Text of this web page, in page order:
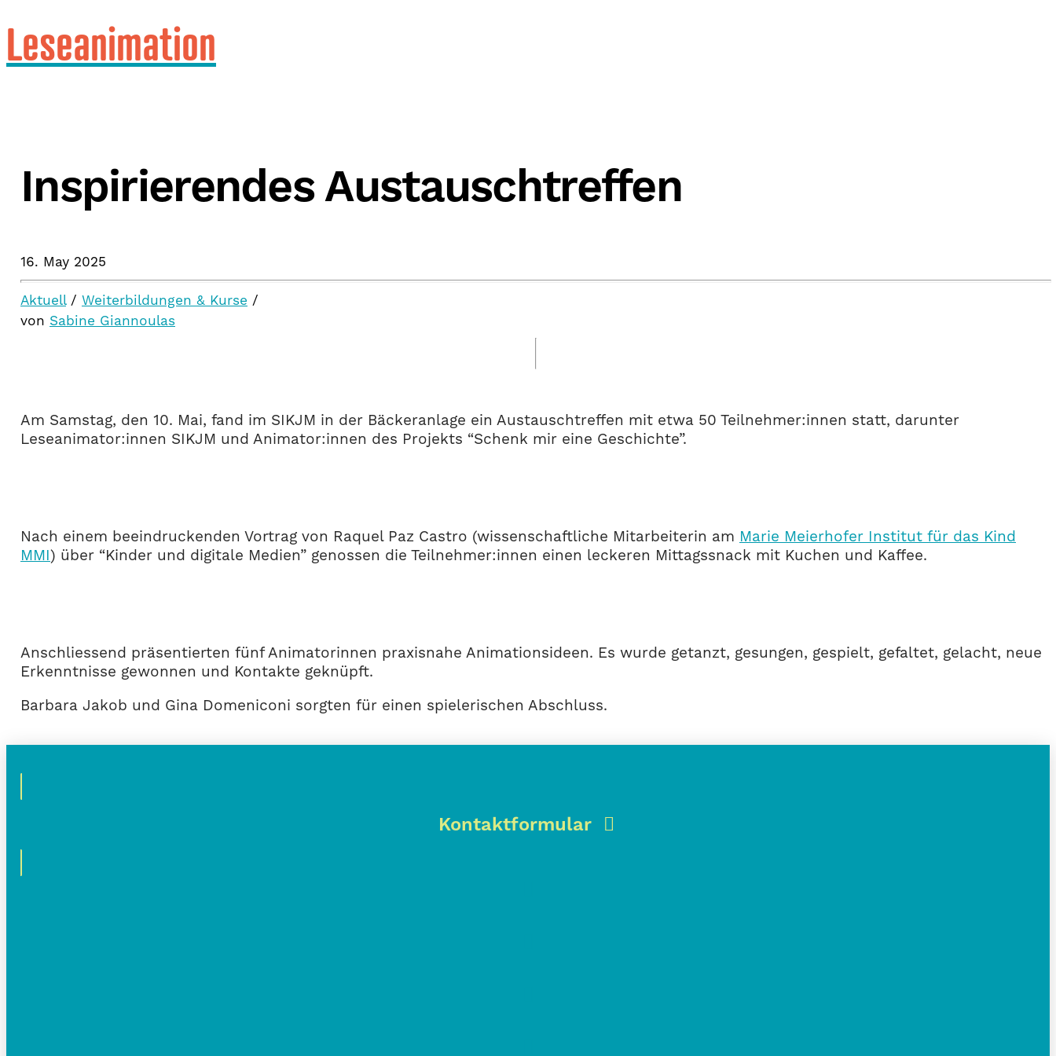
Leseanimation
Inspirierendes Austauschtreffen
16. May 2025
Aktuell/ Weiterbildungen & Kurse /
von Sabine Giannoulas
Am Samstag, den 10. Mai, fand im SIKJM in der Bäckeranlage ein Austauschtreffen mit etwa 50 Teilnehmer:innen statt, darunter
Leseanimator:innen SIKJM und Animator:innen des Projekts “Schenk mir eine Geschichte”.
Nach einem beeindruckenden Vortrag von Raquel Paz Castro (wissenschaftliche Mitarbeiterin am Marie Meierhofer Institut für das Kind
MMI) über “Kinder und digitale Medien” genossen die Teilnehmer:innen einen leckeren Mittagssnack mit Kuchen und Kaffee.
Anschliessend präsentierten fünf Animatorinnen praxisnahe Animationsideen. Es wurde getanzt, gesungen, gespielt, gefaltet, gelacht, neue
Erkenntnisse gewonnen und Kontakte geknüpft.
Barbara Jakob und Gina Domeniconi sorgten für einen spielerischen Abschluss.
Kontaktformular